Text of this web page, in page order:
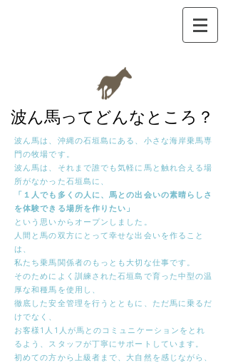
波ん馬ってどんなところ？
波ん馬は、沖縄の石垣島にある、小さな海岸乗馬専
門の牧場です。
波ん馬は、それまで誰でも気軽に馬と触れ合える場
所がなかった石垣島に、
「１人でも多くの人に、馬との出会いの素晴らしさ
を体験できる場所を作りたい」
という思いからオープンしました。
人間と馬の双方にとって幸せな出会いを作ること
は、
私たち乗馬関係者のもっとも大切な仕事です。
そのためによく訓練された石垣島で育った中型の温
厚な和種馬を使用し、
徹底した安全管理を行うとともに、ただ馬に乗るだ
けでなく、
お客様1人1人が馬とのコミュニケーションをとれ
るよう、スタッフが丁寧にサポートしています。
初めての方から上級者まで、大自然を感じながら、